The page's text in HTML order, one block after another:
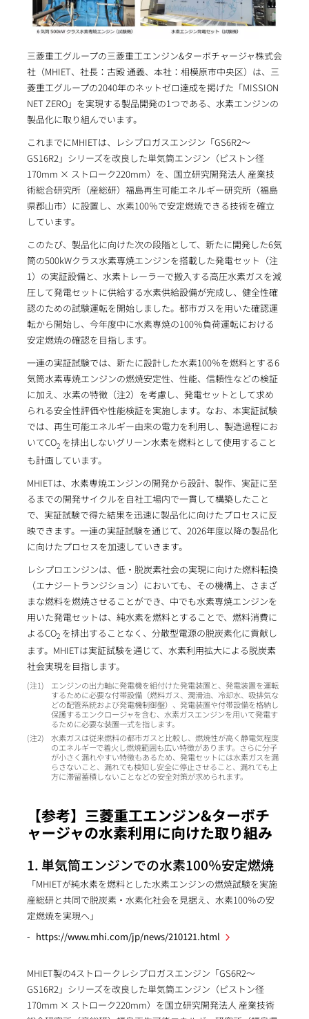
三菱重工グループの三菱重工エンジン&ターボチャージャ株式会
社（MHIET、社長：古殿 通義、本社：相模原市中央区）は、三
菱重工グループの2040年のネットゼロ達成を掲げた「MISSION
NET ZERO」を実現する製品開発の1つである、水素エンジンの
製品化に取り組んでいます。
これまでにMHIETは、レシプロガスエンジン「GS6R2～
GS16R2」シリーズを改良した単気筒エンジン（ピストン径
170mm × ストローク220mm）を、国立研究開発法人 産業技
術総合研究所（産総研）福島再生可能エネルギー研究所（福島
県郡山市）に設置し、水素100％で安定燃焼できる技術を確立
しています。
このたび、製品化に向けた次の段階として、新たに開発した6気
筒の500kWクラス水素専焼エンジンを搭載した発電セット（注
1）の実証設備と、水素トレーラーで搬入する高圧水素ガスを減
圧して発電セットに供給する水素供給設備が完成し、健全性確
認のための試験運転を開始しました。都市ガスを用いた確認運
転から開始し、今年度中に水素専焼の100％負荷運転における
安定燃焼の確認を目指します。
一連の実証試験では、新たに設計した水素100％を燃料とする6
気筒水素専焼エンジンの燃焼安定性、性能、信頼性などの検証
に加え、水素の特徴（注2）を考慮し、発電セットとして求め
られる安全性評価や性能検証を実施します。なお、本実証試験
では、再生可能エネルギー由来の電力を利用し、製造過程にお
いてCO2 を排出しないグリーン水素を燃料として使用すること
も計画しています。
MHIETは、水素専焼エンジンの開発から設計、製作、実証に至
るまでの開発サイクルを自社工場内で一貫して構築したこと
で、実証試験で得た結果を迅速に製品化に向けたプロセスに反
映できます。一連の実証試験を通じて、2026年度以降の製品化
に向けたプロセスを加速していきます。
レシプロエンジンは、低・脱炭素社会の実現に向けた燃料転換
（エナジートランジション）においても、その機構上、さまざ
まな燃料を燃焼させることができ、中でも水素専焼エンジンを
用いた発電セットは、純水素を燃料とすることで、燃料消費に
よるCO2 を排出することなく、分散型電源の脱炭素化に貢献し
ます。MHIETは実証試験を通じて、水素利用拡大による脱炭素
社会実現を目指します。
1
エンジンの出力軸に発電機を組付けた発電装置と、発電装置を運転
するために必要な付帯設備（燃料ガス、潤滑油、冷却水、吸排気な
どの配管系統および発電機制御盤）、発電装置や付帯設備を格納し
保護するエンクロージャを含む、水素ガスエンジンを用いて発電す
るために必要な装置一式を指します。
2
水素ガスは従来燃料の都市ガスと比較し、燃焼性が高く静電気程度
のエネルギーで着火し燃焼範囲も広い特徴があります。さらに分子
が小さく漏れやすい特徴もあるため、発電セットには水素ガスを漏
らさないこと、漏れても検知し安全に停止させること、漏れても上
方に滞留蓄積しないことなどの安全対策が求められます。
【参考】三菱重工エンジン&ターボチ
ャージャの水素利用に向けた取り組み
1. 単気筒エンジンでの水素100％安定燃焼
「MHIETが純水素を燃料とした水素エンジンの燃焼試験を実施
産総研と共同で脱炭素・水素化社会を見据え、水素100％の安
定燃焼を実現へ」
https://www.mhi.com/jp/news/210121.html
MHIET製の4ストロークレシプロガスエンジン「GS6R2～
GS16R2」シリーズを改良した単気筒エンジン（ピストン径
170mm × ストローク220mm）を国立研究開発法人 産業技術